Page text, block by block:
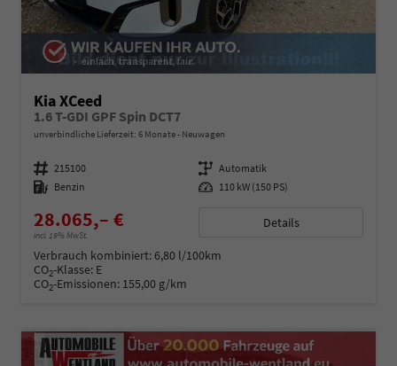
Kia XCeed
1.6 T-GDI GPF Spin DCT7
unverbindliche Lieferzeit: 6 Monate Neuwagen
Fahrzeugnummer 215100 Getriebe Automatik
Kraftstoff Benzin Leistung 110 kW (150 PS)
28.065,– €
incl. 19% MwSt.
Details
Verbrauch kombiniert:6,80 l/100km
CO2-Klasse: E
CO2-Emissionen: 155,00 g/km